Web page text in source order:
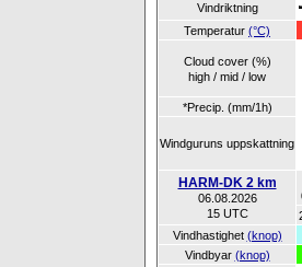
Vindriktning
Temperatur (°C)
Cloud cover (%)
high / mid / low
*Precip. (mm/1h)
Windguruns uppskattning
HARM-DK 2 km
06.08.2026
15 UTC
Vindhastighet (knop)
Vindbyar (knop)